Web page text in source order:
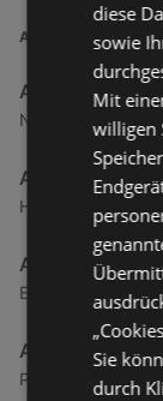
ADRESSE
Action
Norddeicher
Action
Herderstraße 4,
Action
Ekelser Straße 1,
Action
Papenburger
diese
sowie
Mit
willigen
Sie
durch